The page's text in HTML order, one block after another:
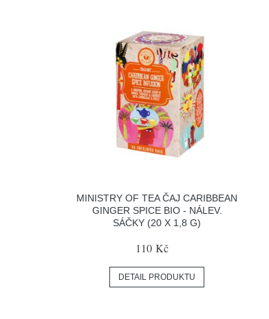
MINISTRY OF TEA ČAJ CARIBBEAN
GINGER SPICE BIO - NÁLEV.
SÁČKY (20 X 1,8 G)
110 Kč
DETAIL PRODUKTU